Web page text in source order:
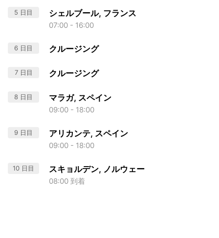
5 日目 シェルブール, フランス
07:00 - 16:00
6 日目 クルージング
7 日目 クルージング
8 日目 マラガ, スペイン
09:00 - 18:00
9 日目 アリカンテ, スペイン
09:00 - 18:00
10 日目 スキョルデン, ノルウェー
08:00 到着